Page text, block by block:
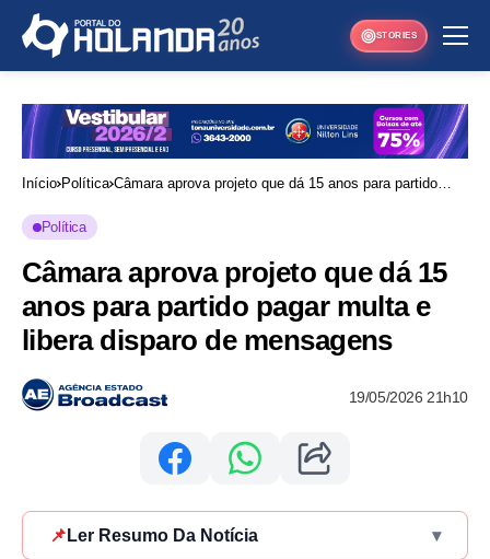
STORIES
Início Política Câmara aprova projeto que dá 15 anos para partido
Política
Câmara aprova projeto que dá 15
anos para partido pagar multa e
libera disparo de mensagens
19/05/2026 21h10
📌 Ler Resumo Da Notícia ▾